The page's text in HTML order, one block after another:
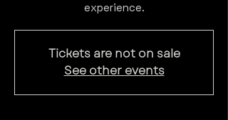
experience.
Tickets are not on sale
See other events